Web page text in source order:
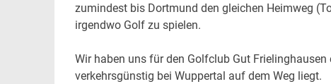
zumindest bis Dortmund den gleichen Heimweg
irgendwo Golf zu spielen.
Wir haben uns für den Golfclub Gut Frielinghausen
verkehrsgünstig bei Wuppertal auf dem Weg liegt.